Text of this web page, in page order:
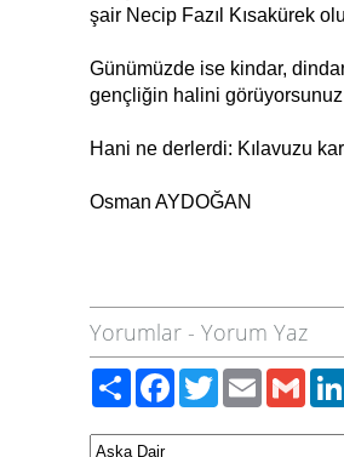
şair Necip Fazıl Kısakürek
Günümüzde ise kindar,
gençliğin halini
Hani ne derlerdi: Kılavuzu
Osman AYDOĞAN
Yorumlar - Yorum Yaz
PaylaşFacebook
TwitterEmail